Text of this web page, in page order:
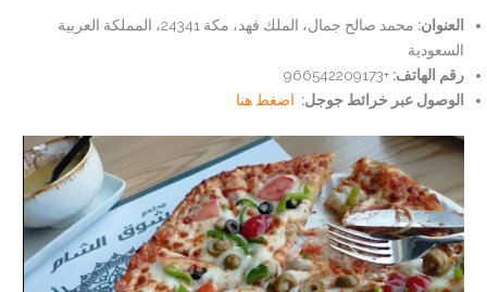
العنوان:
محمد صالح جمال، الملك فهد، مكة 24341، المملكة العربية
السعودية
رقم الهاتف: +966542209173
الوصول عبر خرائط جوجل: اضغط هنا